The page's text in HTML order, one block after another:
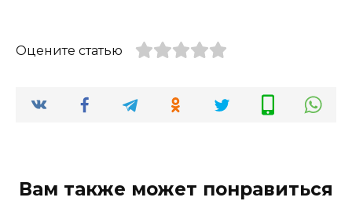
Оцените статью
Вам также может понравиться